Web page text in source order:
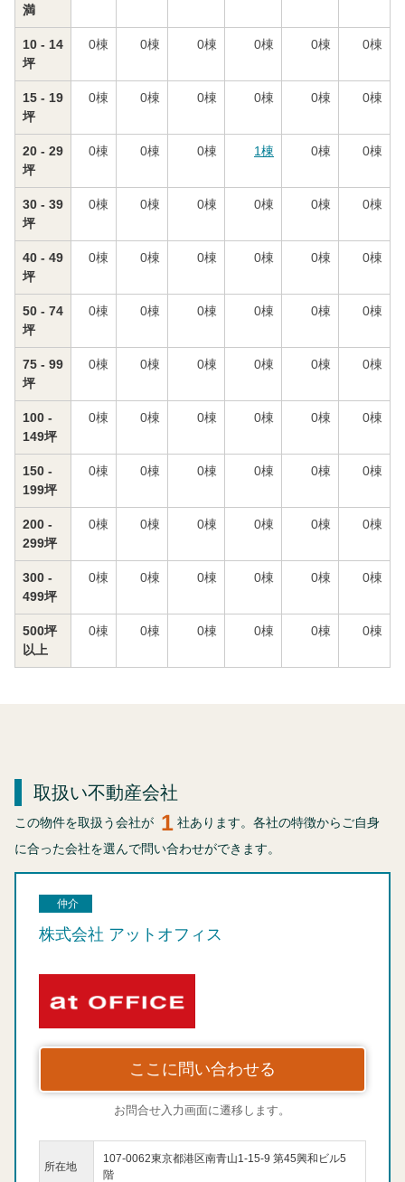
満
10 - 14
坪
0棟 0棟 0棟 0棟 0棟 0棟
15 - 19
坪
0棟 0棟 0棟 0棟 0棟 0棟
20 - 29
坪
0棟 0棟 0棟 1棟 0棟 0棟
30 - 39
坪
0棟 0棟 0棟 0棟 0棟 0棟
40 - 49
坪
0棟 0棟 0棟 0棟 0棟 0棟
50 - 74
坪
0棟 0棟 0棟 0棟 0棟 0棟
75 - 99
坪
0棟 0棟 0棟 0棟 0棟 0棟
100 -
149坪
0棟 0棟 0棟 0棟 0棟 0棟
150 -
199坪
0棟 0棟 0棟 0棟 0棟 0棟
200 -
299坪
0棟 0棟 0棟 0棟 0棟 0棟
300 -
499坪
0棟 0棟 0棟 0棟 0棟 0棟
500坪
以上
0棟 0棟 0棟 0棟 0棟 0棟
取扱い不動産会社
この物件を取扱う会社が 1 社あります。各社の特徴からご自身
に合った会社を選んで問い合わせができます。
仲介
株式会社 アットオフィス
ここに問い合わせる
お問合せ入力画面に遷移します。
所在地
107-0062東京都港区南青山1-15-9 第45興和ビル5
階